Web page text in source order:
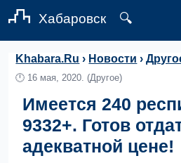
Хабаровск 🔍
Khabara.Ru › Новости ›
🕛 16 мая, 2020. (Другое)
Имеется 240
9332+. Готов
адекватной цене!